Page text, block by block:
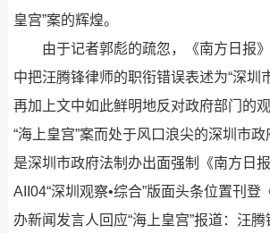
皇宫”案的辉煌。
由于记者郭彪的疏忽，《南方日报》
中把汪腾锋律师的职衔错误表述为“深圳
再加上文中如此鲜明地反对政府部门的
“海上皇宫”案而处于风口浪尖的深圳市
是深圳市政府法制办出面强制《南方日
AII04“深圳观察•综合”版面头条位置刊登
办新闻发言人回应“海上皇宫”报道：汪